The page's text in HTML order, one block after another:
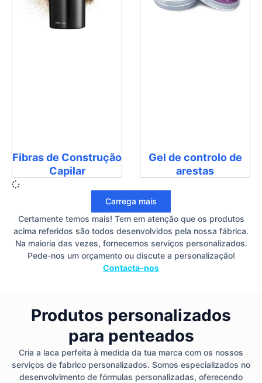
Fibras de Construção
Capilar
Gel de controlo de
arestas
Carrega mais
Certamente temos mais! Tem em atenção que os produtos
acima referidos são todos desenvolvidos pela nossa fábrica.
Na maioria das vezes, fornecemos serviços personalizados.
Pede-nos um orçamento ou discute a personalização!
Contacta-nos
Produtos personalizados
para penteados
Cria a laca perfeita à medida da tua marca com os nossos
serviços de fabrico personalizados. Somos especializados no
desenvolvimento de fórmulas personalizadas, oferecendo